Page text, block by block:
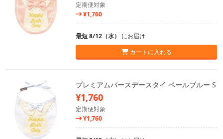
定期便対象
¥1,760
最短 8/12（水） にお届け
カートに入れる
プレミアムバースデースタイ ペールブルー S
¥1,760
定期便対象
¥1,760